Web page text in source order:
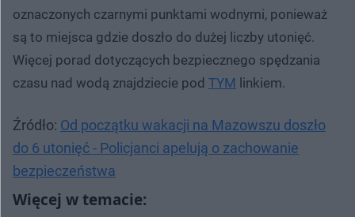
oznaczonych czarnymi punktami wodnymi, ponieważ
są to miejsca gdzie doszło do dużej liczby utonięć.
Więcej porad dotyczących bezpiecznego spędzania
czasu nad wodą znajdziecie pod TYM linkiem.
Źródło: Od początku wakacji na Mazowszu doszło
do 6 utonięć - Policjanci apelują o zachowanie
bezpieczeństwa